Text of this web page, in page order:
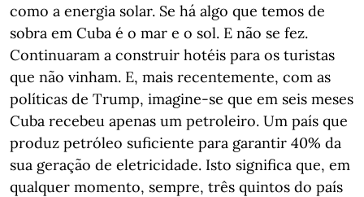
como a energia solar. Se há algo que temos de
sobra em Cuba é o mar e o sol. E não se fez.
Continuaram a construir hotéis para os turistas
que não vinham. E, mais recentemente, com as
políticas de Trump, imagine-se que em seis meses
Cuba recebeu apenas um petroleiro. Um país que
produz petróleo suficiente para garantir 40% da
sua geração de eletricidade. Isto significa que, em
qualquer momento, sempre, três quintos do país